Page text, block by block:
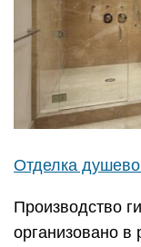
Отделка
Производство
организовано в